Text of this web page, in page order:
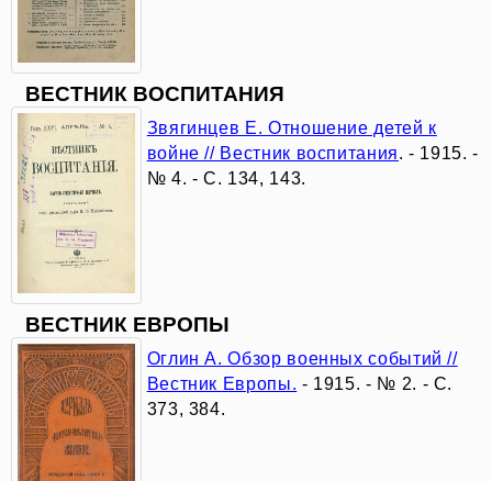
«Я
сражался
и
жил
как
умел
—
по
мечте...»:
к
ВЕСТНИК ВОСПИТАНИЯ
Звягинцев Е. Отношение детей к
войне // Вестник воспитания. - 1915. -
№ 4. - С. 134, 143.
ВЕСТНИК ЕВРОПЫ
Оглин А. Обзор военных событий //
Вестник Европы. - 1915. - № 2. - С.
373, 384.